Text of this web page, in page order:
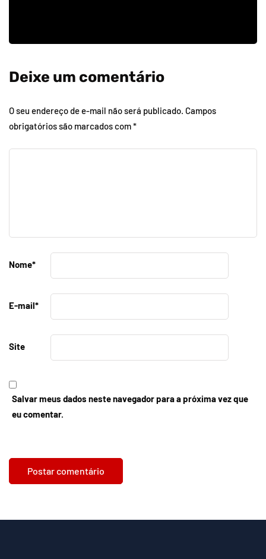
Deixe um comentário
O seu endereço de e-mail não será publicado. Campos
obrigatórios são marcados com*
Nome*
E-mail*
Site
Salvar meus dados neste navegador para a próxima vez que
eu comentar.